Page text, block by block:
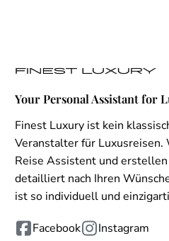
Your Personal Assistant for
Finest Luxury ist kein
Veranstalter für
Reise Assistent und
detailliert nach Ihren
ist so individuell und
Facebook
Instagram